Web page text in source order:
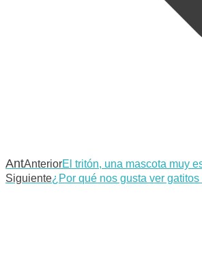
AntAnteriorEl tritón, una mascota muy
Siguiente¿Por qué nos gusta ver gatitos